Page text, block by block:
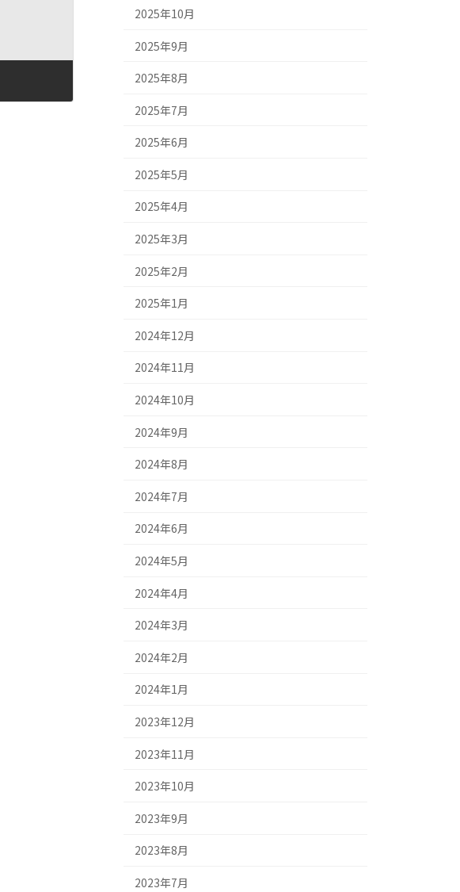
2025年10月
2025年9月
2025年8月
2025年7月
2025年6月
2025年5月
2025年4月
2025年3月
2025年2月
2025年1月
2024年12月
2024年11月
2024年10月
2024年9月
2024年8月
2024年7月
2024年6月
2024年5月
2024年4月
2024年3月
2024年2月
2024年1月
2023年12月
2023年11月
2023年10月
2023年9月
2023年8月
2023年7月